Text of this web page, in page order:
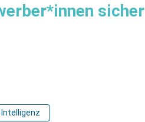
sicher